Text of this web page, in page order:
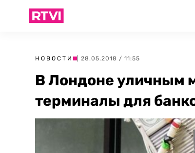
НОВОСТИ | 28.05.2018 / 11:55
В Лондоне уличным
терминалы для